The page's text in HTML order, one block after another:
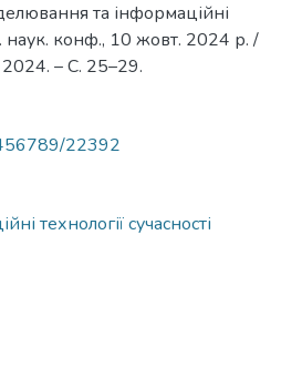
та інформаційні
наук. конф., 10 жовт. 2024 р. /
– С. 25–29.
22392
технології сучасності